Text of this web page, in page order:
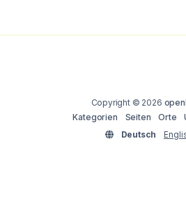
Copyright © 2026
Kategorien
Seiten Orte
Deutsch